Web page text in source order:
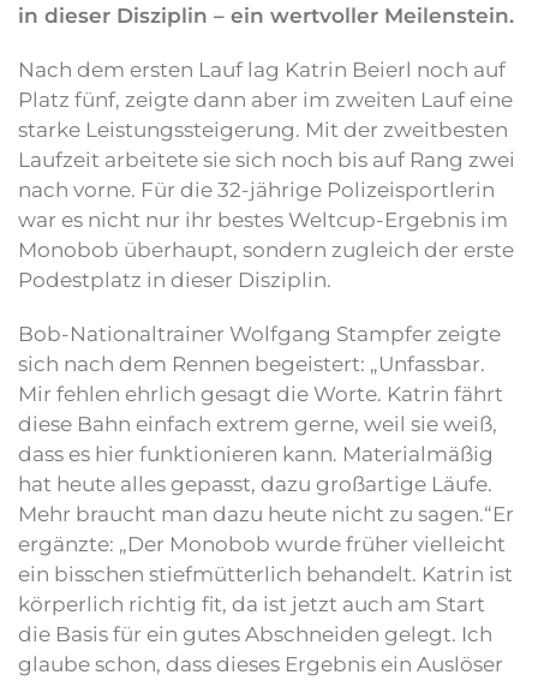
in dieser Disziplin – ein wertvoller Meilenstein.
Nach dem ersten Lauf lag Katrin Beierl noch auf
Platz fünf, zeigte dann aber im zweiten Lauf eine
starke Leistungssteigerung. Mit der zweitbesten
Laufzeit arbeitete sie sich noch bis auf Rang zwei
nach vorne. Für die 32-jährige Polizeisportlerin
war es nicht nur ihr bestes Weltcup-Ergebnis im
Monobob überhaupt, sondern zugleich der erste
Podestplatz in dieser Disziplin.
Bob-Nationaltrainer Wolfgang Stampfer zeigte
sich nach dem Rennen begeistert: „Unfassbar.
Mir fehlen ehrlich gesagt die Worte. Katrin fährt
diese Bahn einfach extrem gerne, weil sie weiß,
dass es hier funktionieren kann. Materialmäßig
hat heute alles gepasst, dazu großartige Läufe.
Mehr braucht man dazu heute nicht zu sagen.“Er
ergänzte: „Der Monobob wurde früher vielleicht
ein bisschen stiefmütterlich behandelt. Katrin ist
körperlich richtig fit, da ist jetzt auch am Start
die Basis für ein gutes Abschneiden gelegt. Ich
glaube schon, dass dieses Ergebnis ein Auslöser